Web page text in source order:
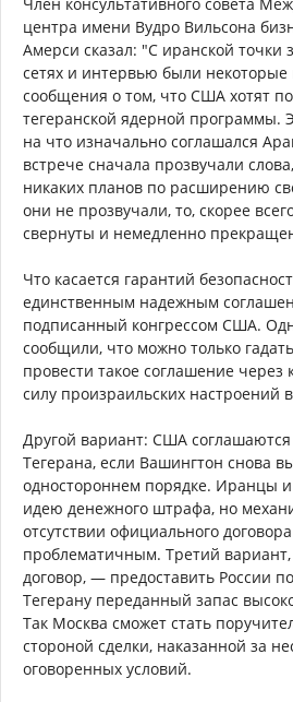
центра имени Вудро Вильсона
Амерси сказал: "С иранской точки
сетях и интервью были
сообщения о том, что США хотят
тегеранской ядерной программы.
на что изначально соглашался
встрече сначала прозвучали
никаких планов по расширению
они не прозвучали, то, скорее
свернуты и немедленно
Что касается гарантий
единственным надежным
подписанный конгрессом США.
сообщили, что можно только
провести такое соглашение через
силу произраильских настроений
Другой вариант: США
Тегерана, если Вашингтон снова
одностороннем порядке. Иранцы
идею денежного штрафа, но
отсутствии официального договора
проблематичным. Третий
договор, — предоставить России
Тегерану переданный запас
Так Москва сможет стать
стороной сделки, наказанной за
оговоренных условий.